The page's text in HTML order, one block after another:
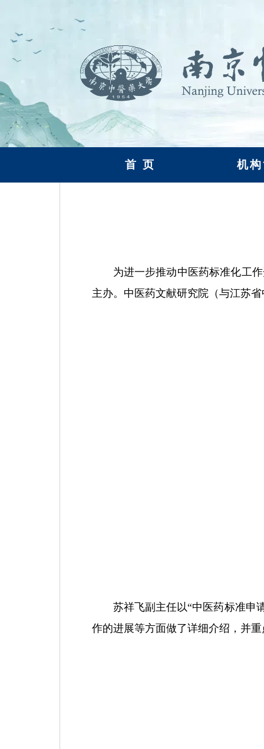
首 页 机
为进一步推动中医药标准化工
主办。中医药文献研究院（与江苏
苏祥飞副主任以“中医药标准申
作的进展等方面做了详细介绍，并